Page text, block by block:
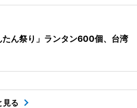
たん祭り」ランタン600個、台湾
見る